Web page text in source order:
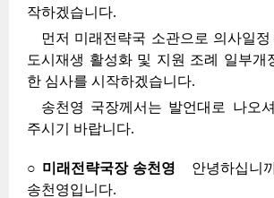
작하겠습니다.
먼저 미래전략국 소관으로 의사일정
도시재생 활성화 및 지원 조례 일부개
한 심사를 시작하겠습니다.
송천영 국장께서는 발언대로 나오
주시기 바랍니다.
○ 미래전략국장 송천영
안녕하십니
송천영입니다.